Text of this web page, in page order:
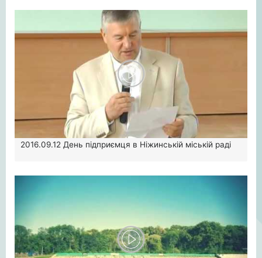
2016.09.12 День підприємця в Ніжинській міській раді